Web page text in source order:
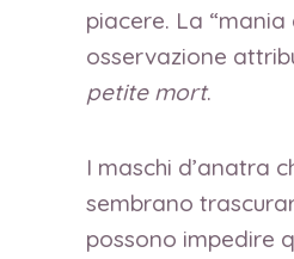
piacere. La
osservazione
petite mort.
I maschi d’anatra
sembrano
possono impedire